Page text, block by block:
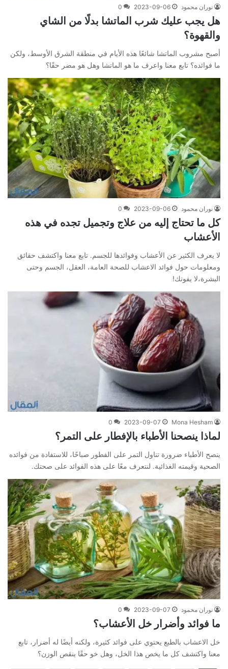
نوران محمود 2023-09-06
0
هل يجب عليك شرب الماتشا بدلًا من الشاي
والقهوة؟
أصبح مشروب الماتشا شائعًا هذه الأيام في منطقة الشرق الأوسط، ولكن
ما فوائده؟ تابع معنا واعرف ما هو الماتشا وهل هو مضر حقًا؟
نوران محمود 2023-09-06
0
كل ما تحتاج إليه من علاج وتجميل تجده في هذه
الأعشاب
لا يعرف الكثير عن الأعشاب وفوائدها للجسم. تابع معنا واكتشف حقائق
ومعلومات حول فوائد الاعشاب للصحة العامة، العقل، الجسم وحتى
البشرة،لا يفوتك!
Mona Hesham
2023-09-07
0
لماذا ينصحنا الأطباء بالإفطار على التمر؟
ينصح الأطباء ضرورة تناول التمر على الفطور صباحًا، للاستفادة من فوائده
الصحية وقيمته الغذائية. لنتعرف معًا على هذه الفوائد على صحتك.
نوران محمود 2023-09-07
0
ما فوائد وأضرار خل الأعشاب؟
خل الاعشاب بالطبع يحتوي على فوائد كثيرة، ولكنه أيضًا له أضرار، تابع
معنا واكتشف كل ما يخص هذا الخل، وهل خو حقًا ينقص الوزن؟